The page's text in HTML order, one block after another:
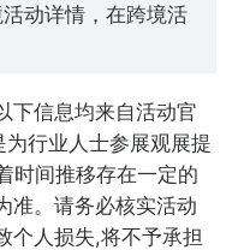
动详情，在跨境活
下信息均来自活动官
行业人士参展观展提
时间推移存在一定的
准。请务必核实活动
个人损失,将不予承担